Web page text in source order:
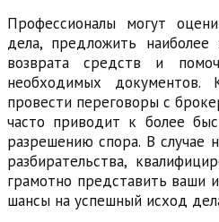
Профессионалы могут
дела, предложить
возврата средств и
необходимых
провести переговоры с
часто приводит к более
разрешению спора. В случае
разбирательства,
грамотно представить ваши
шансы на успешный исход